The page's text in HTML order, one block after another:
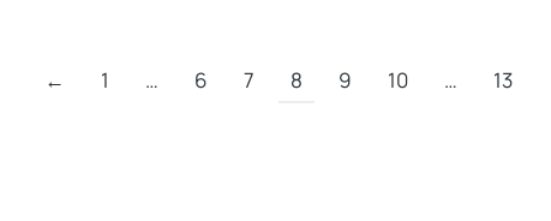
← 1 … 6 7 8 9 10 … 13